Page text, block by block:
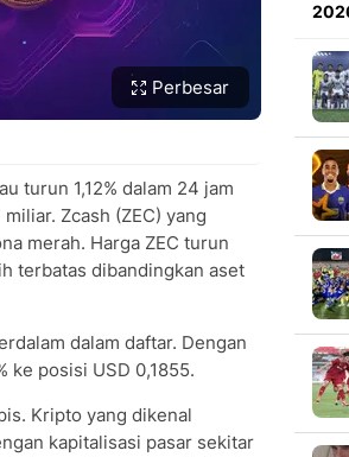
Perbesar
turun 1,12% dalam 24 jam
Zcash (ZEC) yang
merah. Harga ZEC turun
terbatas dibandingkan aset
dalam daftar. Dengan
ke posisi USD 0,1855.
Kripto yang dikenal
kapitalisasi pasar sekitar